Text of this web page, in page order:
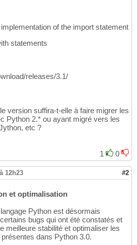
of the import statement
statements
releases/3.1/
version suffira-t-elle à faire migrer les
Python 2.* ou ayant migré vers les
etc ?
1 0
12h23 #2
et optimalisation
Python est désormais
bugs qui ont été constatés et
meilleure stabilité et optimaliser les
dans Python 3.0.